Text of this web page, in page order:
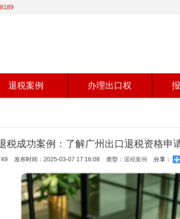
退税案例 办理出口权
税成功案例：了解广州出口退税资格申
发布时间：2025-03-07 17:16:08 类型： 退税案例 分享：